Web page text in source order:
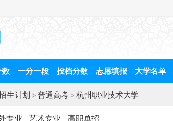
数 一分一段 投档分数 志愿填报 大学名单
生计划 > 普通高考> 杭州职业技术大学
专业 艺术专业 高职单招